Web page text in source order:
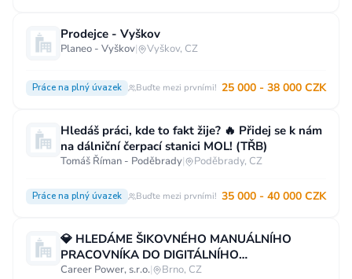
Prodejce - Vyškov
Planeo - Vyškov| Vyškov, CZ
Práce na plný úvazek Buďte mezi prvními! 25 000 - 38 000 CZK
Hledáš práci, kde to fakt žije? 🔥 Přidej se k nám
na dálniční čerpací stanici MOL! (TŘB)
Tomáš Říman - Poděbrady| Poděbrady, CZ
Práce na plný úvazek Buďte mezi prvními! 35 000 - 40 000 CZK
💎 HLEDÁME ŠIKOVNÉHO MANUÁLNÍHO
PRACOVNÍKA DO DIGITÁLNÍHO
STOMATOLOGICKÉHO CENTRA! (OKB)
Career Power, s.r.o.| Brno, CZ
Typ úvazku
Práce na plný úvazek
Práce na živnost
Práce přes internet
Práce doma
Vzdělání
Odborné vyučení bez maturity
Středoškolské nebo odborné vyučení s maturitou
Vyšší odborné
Bakalářské